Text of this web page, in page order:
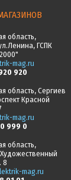
область,
ГСПК
mag.ru
920
область, Сергиев
Красной
mag.ru
999 0
область,
8
mag.ru